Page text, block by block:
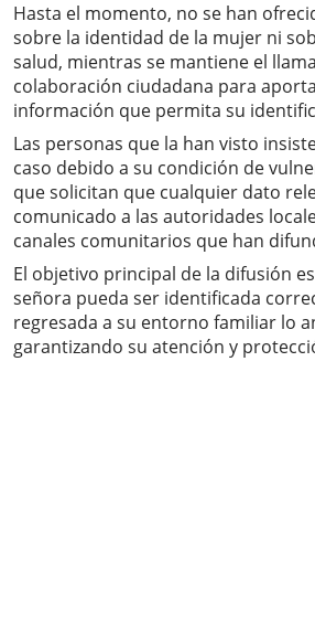
Hasta el momento, no se han
sobre la identidad de la mujer ni
salud, mientras se mantiene el
colaboración ciudadana para
información que permita su
Las personas que la han visto
caso debido a su condición de
que solicitan que cualquier dato
comunicado a las autoridades
canales comunitarios que han
El objetivo principal de la difusión
señora pueda ser identificada
regresada a su entorno familiar lo
garantizando su atención y